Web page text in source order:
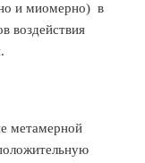
и миомерно) в
воздействия
метамерной